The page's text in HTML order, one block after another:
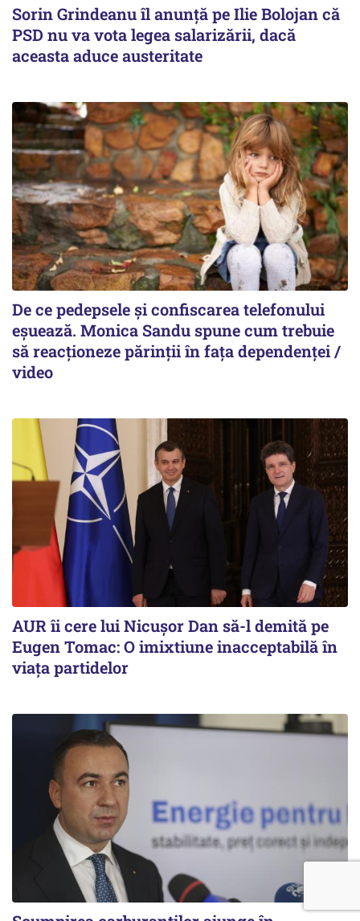
Sorin Grindeanu îl anunţă pe Ilie Bolojan că
PSD nu va vota legea salarizării, dacă
aceasta aduce austeritate
De ce pedepsele și confiscarea telefonului
eșuează. Monica Sandu spune cum trebuie
să reacționeze părinții în fața dependenței /
video
AUR îi cere lui Nicușor Dan să-l demită pe
Eugen Tomac: O imixtiune inacceptabilă în
viața partidelor